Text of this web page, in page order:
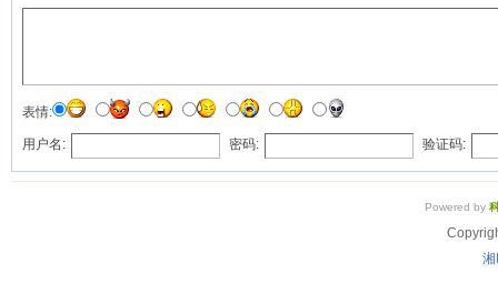
表情:
用户名: 密码: 验证码:
Powered by